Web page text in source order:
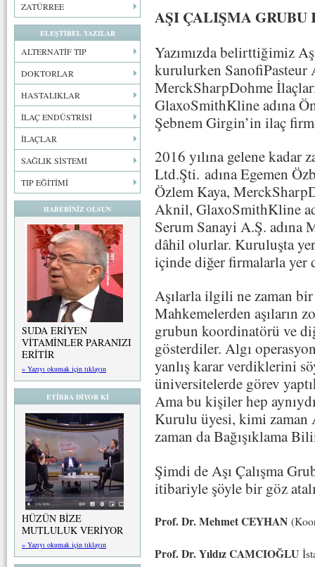
ZATÜRREE
ELEŞTİREL YAZILAR
ALTERNATİF TIP
DOKTORLAR
HASTALIKLAR
İLAÇ ENDÜSTRİSİ
İLAÇLAR
SAĞLIK SİSTEMİ
TIP EĞİTİMİ
HABERİNİZ OLSUN
SUDA ERİYEN
VİTAMİNLER PARANIZI
ERİTİR
» Yazıyı okumak için tıklayın
ETİBBA DİYOR Kİ
HÜZÜN BİZE
MUTLULUK VERİYOR
» Yazıyı okumak için tıklayın
AŞI ÇALIŞMA GRUBU
Yazımızda belirttiğimiz
kurulurken SanofiPasteur
MerckSharpDohme
GlaxoSmithKline adına
Şebnem Girgin’in ilaç
2016 yılına gelene kadar
Ltd.Şti. adına Egemen
Özlem Kaya,
Aknil, GlaxoSmithKline
Serum Sanayi A.Ş. adına
dâhil olurlar. Kuruluşta
içinde diğer firmalarla yer
Aşılarla ilgili ne zaman bir
Mahkemelerden aşıların
grubun koordinatörü ve
gösterdiler. Algı
yanlış karar verdiklerini
üniversitelerde görev
Ama bu kişiler hep
Kurulu üyesi, kimi zaman
zaman da Bağışıklama
Şimdi de Aşı Çalışma
itibariyle şöyle bir göz
Prof. Dr. Mehmet CEYHAN
Prof. Dr. Yıldız CAMCIOĞLU